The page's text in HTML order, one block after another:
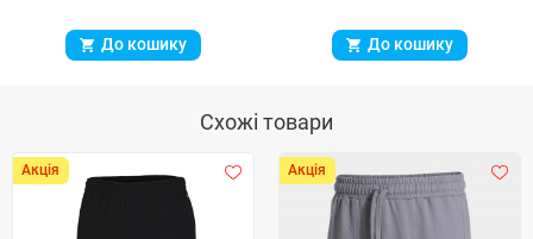
До кошику До кошику
Схожі товари
Акція Акція